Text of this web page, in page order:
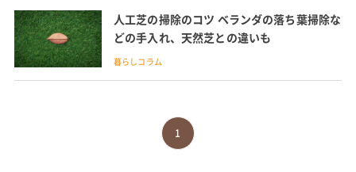
人工芝の掃除のコツ ベランダの落ち葉掃除な
どの手入れ、天然芝との違いも
暮らしコラム
1